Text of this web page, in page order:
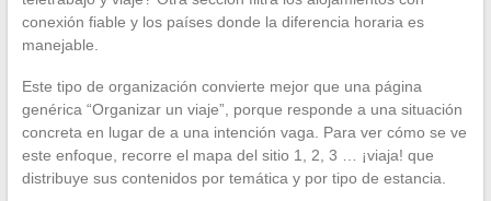
conexión fiable y los países donde la diferencia horaria es
manejable.
Este tipo de organización convierte mejor que una página
genérica “Organizar un viaje”, porque responde a una situación
concreta en lugar de a una intención vaga. Para ver cómo se ve
este enfoque, recorre el mapa del sitio 1, 2, 3 … ¡viaja! que
distribuye sus contenidos por temática y por tipo de estancia.